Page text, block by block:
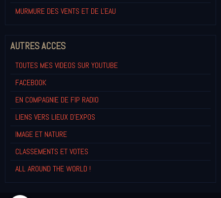
MURMURE DES VENTS ET DE L'EAU
AUTRES ACCES
TOUTES MES VIDEOS SUR YOUTUBE
FACEBOOK
EN COMPAGNIE DE FIP RADIO
LIENS VERS LIEUX D'EXPOS
IMAGE ET NATURE
CLASSEMENTS ET VOTES
ALL AROUND THE WORLD !